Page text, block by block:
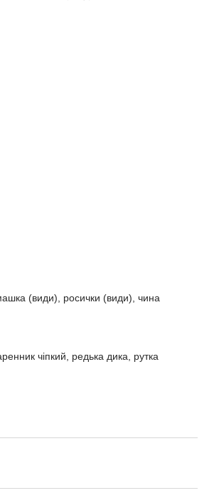
(види), росички (види), чина
чіпкий, редька дика, рутка